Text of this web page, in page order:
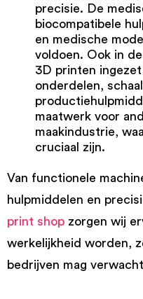
precisie. De
biocompatibele
en medische
voldoen. Ook in
3D printen
onderdelen,
maatwerk voor
maakindustrie,
cruciaal zijn.
Van functionele
hulpmiddelen en
print shop zorgen wij
werkelijkheid worden,
bedrijven mag